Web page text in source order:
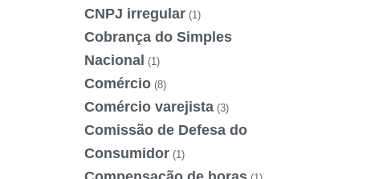
CNPJ irregular (1)
Cobrança do Simples
Nacional (1)
Comércio (8)
Comércio varejista (3)
Comissão de Defesa do
Consumidor (1)